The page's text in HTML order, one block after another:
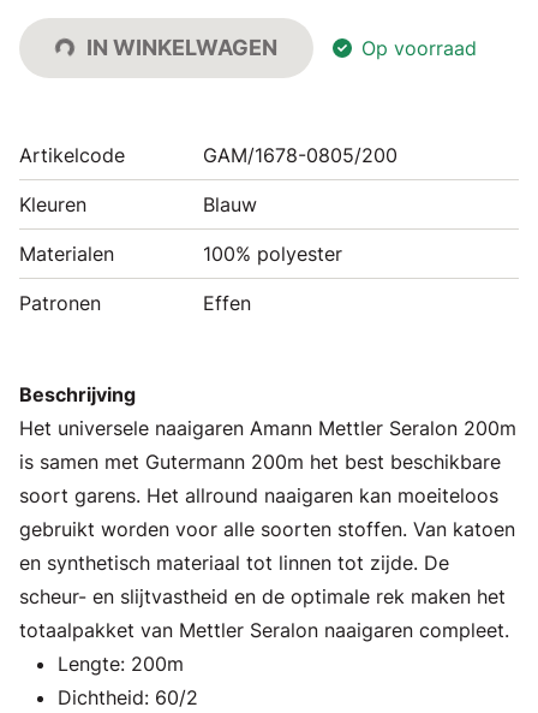
IN WINKELWAGEN Op voorraad
Artikelcode GAM/1678-0805/200
Kleuren Blauw
Materialen 100% polyester
Patronen Effen
Beschrijving
Het universele naaigaren Amann Mettler Seralon 200m
is samen met Gutermann 200m het best beschikbare
soort garens. Het allround naaigaren kan moeiteloos
gebruikt worden voor alle soorten stoffen. Van katoen
en synthetisch materiaal tot linnen tot zijde. De
scheur- en slijtvastheid en de optimale rek maken het
totaalpakket van Mettler Seralon naaigaren compleet.
Lengte: 200m
Dichtheid: 60/2